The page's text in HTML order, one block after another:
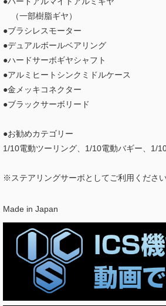
（一部樹脂ギヤ）
●ブラシレスモーター
●デュアルボールベアリング
●ハードサーボギヤシャフト
●アルミヒートシンクミドルケース
●金メッキコネクター
●ブラックサーボリード
●お勧めカテゴリー
1/10電動ツーリング、1/10電動バギー、1/
※ステアリングサーボとしてご利用ください
Made in Japan